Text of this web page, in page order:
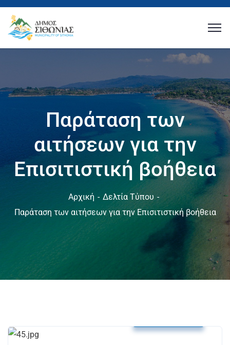
Παράταση των
αιτήσεων για την
Επισιτιστική βοήθεια
Αρχική
Δελτία Τύπου
Παράταση των αιτήσεων για την Επισιτιστική βοήθεια